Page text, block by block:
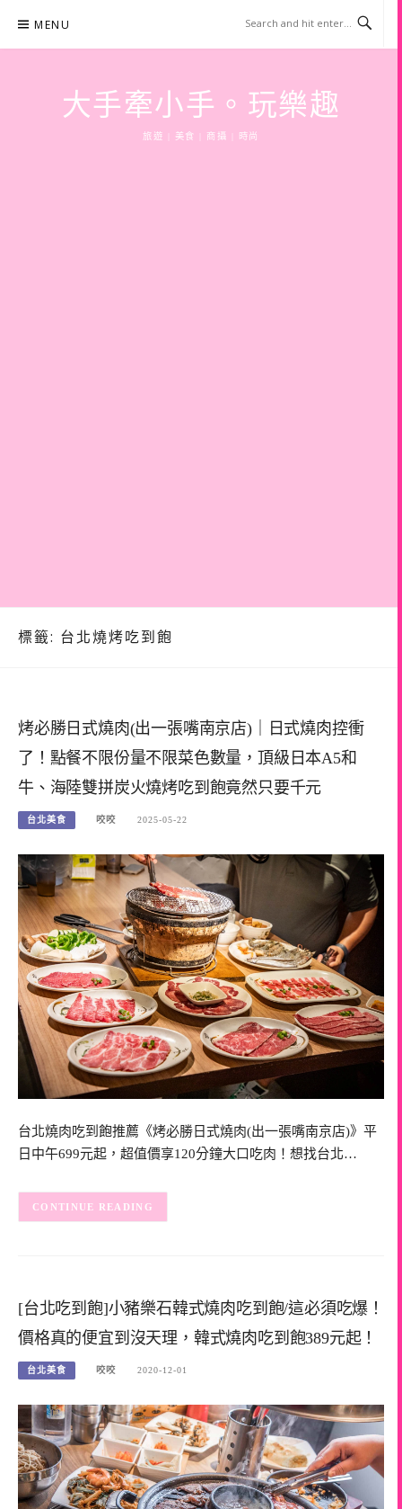
content
MENU
大手牽小手。玩樂趣
旅遊 | 美食 | 商攝 | 時尚
標籤: 台北燒烤吃到飽
烤必勝日式燒肉(出一張嘴南京店)｜日式燒肉控衝
了！點餐不限份量不限菜色數量，頂級日本A5和
牛、海陸雙拼炭火燒烤吃到飽竟然只要千元
台北美食 咬咬 2025-05-22
台北燒肉吃到飽推薦《烤必勝日式燒肉(出一張嘴南京店)》平
日中午699元起，超值價享120分鐘大口吃肉！想找台北…
CONTINUE READING
[台北吃到飽]小豬樂石韓式燒肉吃到飽/這必須吃爆！
價格真的便宜到沒天理，韓式燒肉吃到飽389元起！
台北美食 咬咬 2020-12-01